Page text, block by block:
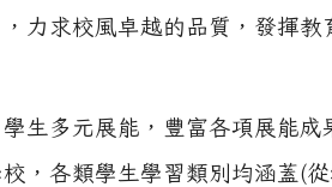
力求校風卓越的品質，發揮
生多元展能，豐富各項展能成
，各類學生學習類別均涵蓋(